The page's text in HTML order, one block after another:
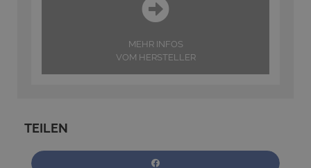
MEHR INFOS
VOM HERSTELLER
TEILEN